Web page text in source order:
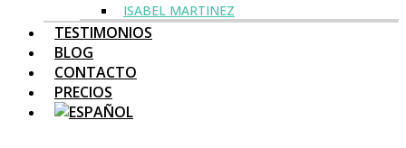
ISABEL MARTINEZ
TESTIMONIOS
BLOG
CONTACTO
PRECIOS